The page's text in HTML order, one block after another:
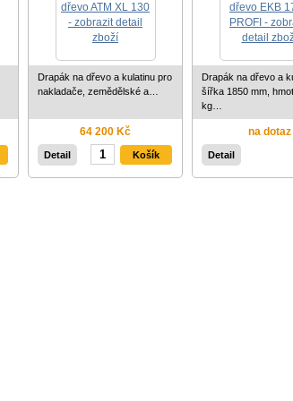
Drapák na dřevo a kulatinu pro
nakladače, zemědělské a…
64 200 Kč
Detail
Drapák na dřevo a
šířka 1850 mm,
kg…
na dotaz
Detail